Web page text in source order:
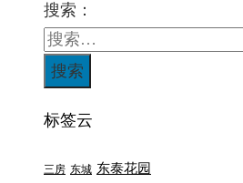
搜索：
标签云
三房 东城 东泰花园